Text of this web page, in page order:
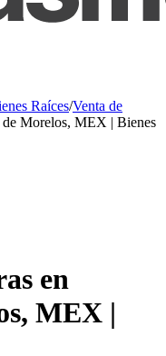
Raíces/Venta de
de Morelos, MEX | Bienes
en
MEX |